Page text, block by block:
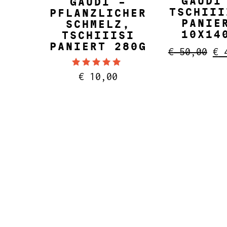
PFLANZLICHER
SCHMELZ,
TSCHIIISI
PANIERT 280G
Bewertet mit
4.89
€ 10,00
€50,00 €